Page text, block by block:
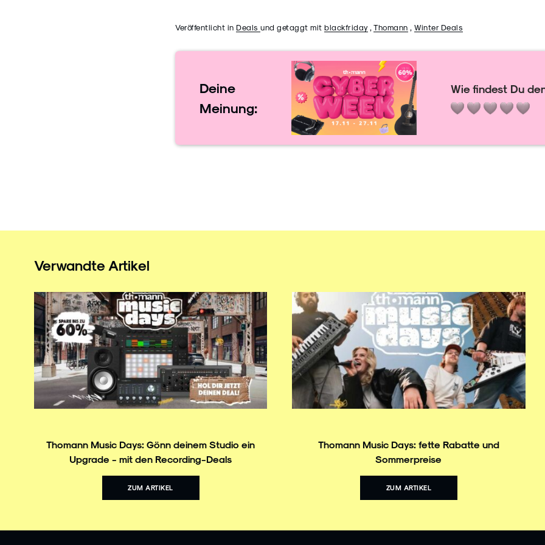
Veröffentlicht in Deals und getaggt mit blackfriday, Thomann , Winter Deals
Deine
Meinung:
Wie findest Du
Verwandte Artikel
Thomann Music Days: Gönn deinem Studio ein
Upgrade - mit den Recording-Deals
ZUM ARTIKEL
Thomann Music Days: fette Rabatte und
Sommerpreise
ZUM ARTIKEL